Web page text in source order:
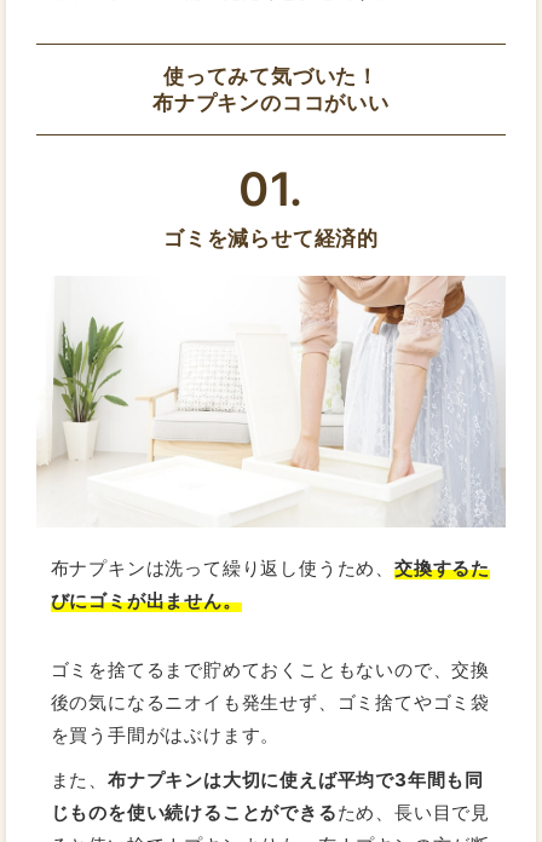
使ってみて気づいた！
布ナプキンのココがいい
01.
ゴミを減らせて経済的
布ナプキンは洗って繰り返し使うため、交換するた
びにゴミが出ません。
ゴミを捨てるまで貯めておくこともないので、交換
後の気になるニオイも発生せず、ゴミ捨てやゴミ袋
を買う手間がはぶけます。
また、布ナプキンは大切に使えば平均で3年間も同
じものを使い続けることができるため、長い目で見